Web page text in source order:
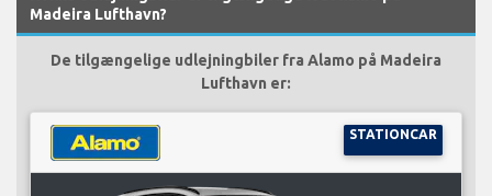
Madeira Lufthavn?
De tilgængelige udlejningbiler fra Alamo på Madeira
Lufthavn er:
STATIONCAR